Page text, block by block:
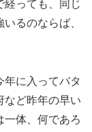
経っても、同じ
るのならば、
年に入ってバタ
など昨年の早い
一体、何であろ